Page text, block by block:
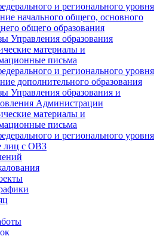
и регионального уровня
начального общего, основного
общего образования
Управления образования
материалы и
письма
и регионального уровня
дополнительного образования
Управления образования и
Администрации
материалы и
письма
и регионального уровня
лиц с ОВЗ